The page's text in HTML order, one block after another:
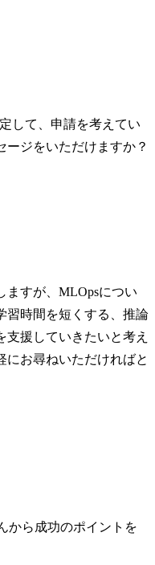
して、申請を考えてい
ージをいただけますか？
ますが、MLOpsについ
習時間を短くする、推論
援していきたいと考え
にお尋ねいただければと
から成功のポイントを